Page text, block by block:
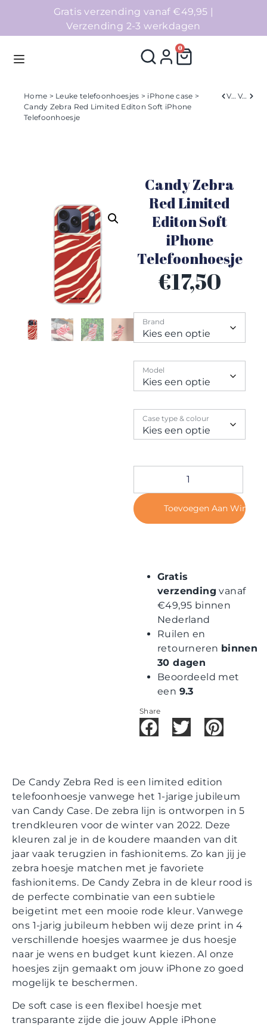
Gratis verzending vanaf €49,95 |
Verzending 2-3 werkdagen
0
Homepage
Collecties
Contact
Home > Leuke telefoonhoesjes > iPhone case >
Candy Zebra Red Limited Editon Soft iPhone
Telefoonhoesje
Verleden Volgend
Candy Zebra
Red Limited
Editon Soft
iPhone
Telefoonhoesje
€17,50
Brand
Model
Case type & colour
Toevoegen Aan
Gratis
verzending vanaf
€49,95 binnen
Nederland
Ruilen en
retourneren binnen
30 dagen
Beoordeeld met
een 9.3
Share
De Candy Zebra Red is een limited edition
telefoonhoesje vanwege het 1-jarige jubileum
van Candy Case. De zebra lijn is ontworpen in 5
trendkleuren voor de winter van 2022. Deze
kleuren zal je in de koudere maanden van dit
jaar vaak terugzien in fashionitems. Zo kan jij je
zebra hoesje matchen met je favoriete
fashionitems. De Candy Zebra in de kleur rood is
de perfecte combinatie van een subtiele
beigetint met een mooie rode kleur. Vanwege
ons 1-jarig jubileum hebben wij deze print in 4
verschillende hoesjes waarmee je dus hoesje
naar je wens en budget kunt kiezen. Al onze
hoesjes zijn gemaakt om jouw iPhone zo goed
mogelijk te beschermen.
De soft case is een flexibel hoesje met
transparante zijde die jouw Apple iPhone